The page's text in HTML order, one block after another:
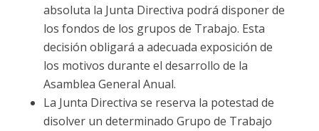
absoluta la Junta Directiva podrá disponer de
los fondos de los grupos de Trabajo. Esta
decisión obligará a adecuada exposición de
los motivos durante el desarrollo de la
Asamblea General Anual.
La Junta Directiva se reserva la potestad de
disolver un determinado Grupo de Trabajo